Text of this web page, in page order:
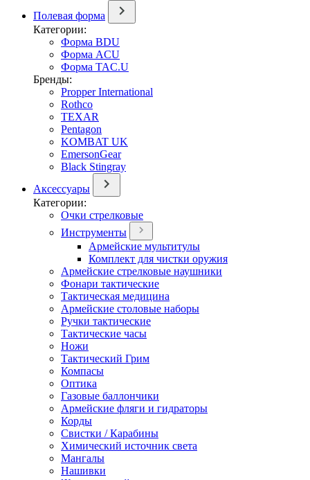
Полевая форма
Категории:
Форма BDU
Форма ACU
Форма TAC.U
Бренды:
Propper International
Rothco
TEXAR
Pentagon
KOMBAT UK
EmersonGear
Black Stingray
Аксессуары
Категории:
Очки стрелковые
Инструменты
Армейские мультитулы
Комплект для чистки оружия
Армейские стрелковые наушники
Фонари тактические
Тактическая медицина
Армейские столовые наборы
Ручки тактические
Тактические часы
Ножи
Тактический Грим
Компасы
Оптика
Газовые баллончики
Армейские фляги и гидраторы
Корды
Свистки / Карабины
Химический источник света
Мангалы
Нашивки